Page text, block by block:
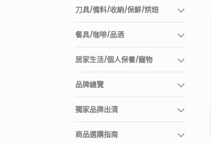
刀具/備料/收納/保鮮/烘焙
餐具/咖啡/品酒
居家生活/個人保養/寵物
品牌總覽
獨家品牌出清
商品選購指南